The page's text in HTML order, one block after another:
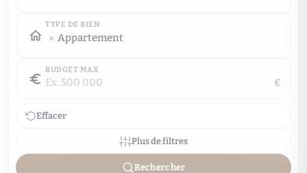
TYPE DE BIEN
Appartement
BUDGET MAX
€
Effacer
Plus de filtres
Rechercher